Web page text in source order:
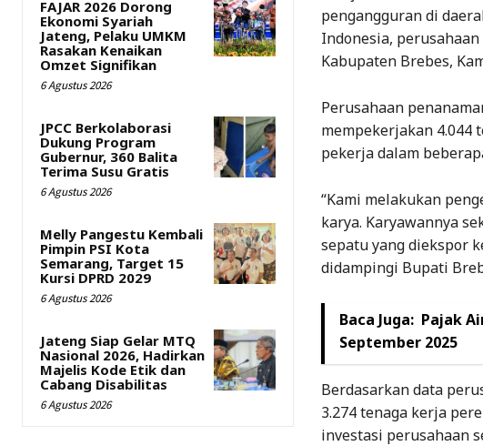
FAJAR 2026 Dorong
Ekonomi Syariah
Jateng, Pelaku UMKM
Rasakan Kenaikan
Omzet Signifikan
6 Agustus 2026
JPCC Berkolaborasi
Dukung Program
Gubernur, 360 Balita
Terima Susu Gratis
6 Agustus 2026
Melly Pangestu Kembali
Pimpin PSI Kota
Semarang, Target 15
Kursi DPRD 2029
6 Agustus 2026
Jateng Siap Gelar MTQ
Nasional 2026, Hadirkan
Majelis Kode Etik dan
Cabang Disabilitas
6 Agustus 2026
pengangguran di
Indonesia,
Kabupaten Brebes,
Perusahaan
mempekerjakan 4.044
pekerja dalam
“Kami melakukan
karya. Karyawannya
sepatu yang diekspor
didampingi Bupati
Baca Juga: Pajak
September 2025
Berdasarkan data
3.274 tenaga kerja
investasi perusahaan